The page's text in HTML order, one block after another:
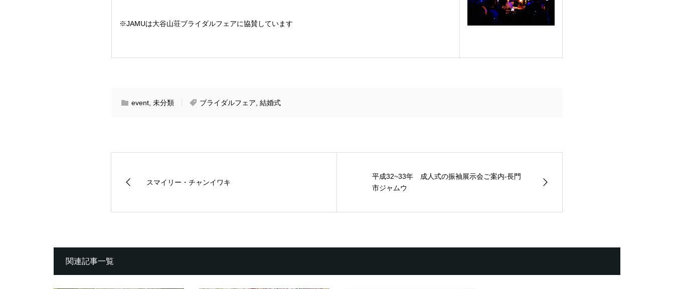
※JAMUは大谷山荘ブライダルフェアに協賛しています
event, 未分類 ブライダルフェア, 結婚式
スマイリー・チャンイワキ
平成32~33年 成人式の振袖展示会ご案内-長門
市ジャムウ
関連記事一覧